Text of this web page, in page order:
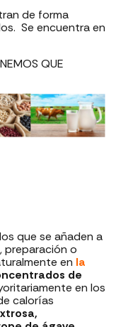
de forma
Se encuentra en
QUE
que se añaden a
preparación o
en la
de
en los
calorías